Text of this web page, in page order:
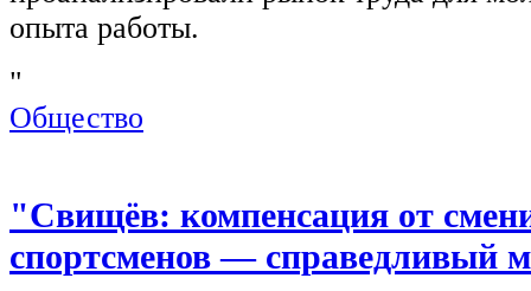
опыта работы.
"
Общество
"Свищёв: компенсация от
спортсменов — справедливый